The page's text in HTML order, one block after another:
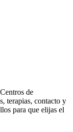
de
terapias, contacto y
para que elijas el